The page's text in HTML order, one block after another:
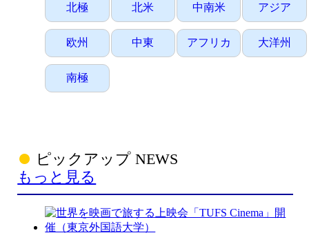
北極 北米 中南米 アジア
欧州 中東 アフリカ 大洋州
南極
ピックアップ NEWS
もっと見る